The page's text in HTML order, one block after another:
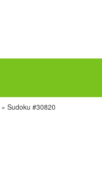
» Sudoku #30820